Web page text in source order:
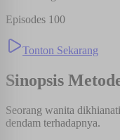
Episodes 100
Tonton Sekarang
Sinopsis
Seorang wanita
dendam terhadapnya.